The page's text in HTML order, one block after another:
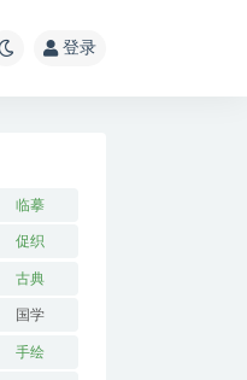
登录
临摹
促织
古典
国学
手绘